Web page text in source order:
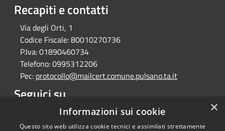
Recapiti e contatti
Via degli Orti, 1
Codice Fiscale:80010270736
P.Iva:01890460734
Telefono:0995312206
Pec: protocollo@mailcert.comune.pulsano.ta.it
Seguici su
Facebook ×
Informazioni sui cookie
Questo sito web utilizza cookie tecnici e assimilati strettamente